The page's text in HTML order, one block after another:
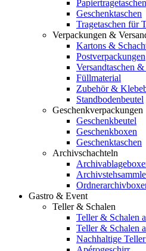
Geschenktaschen
Tragetaschen für
Verpackungen &
Kartons &
Postverpackungen
Versandtaschen
Füllmaterial
Zubehör &
Standbodenbeutel
Geschenkverpackungen
Geschenkbeutel
Geschenkboxen
Geschenktaschen
Archivschachteln
Gastro & Event
Teller & Schalen
Teller & Schalen
Teller & Schalen
Nachhaltige